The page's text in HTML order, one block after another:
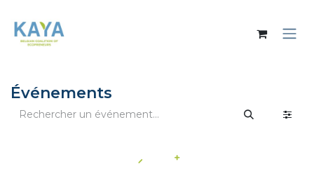
Événements